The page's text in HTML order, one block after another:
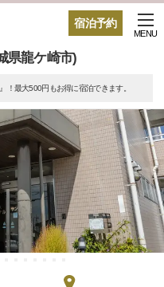
宿泊予約
県龍ケ崎市)
MENU
！最大500円もお得に宿泊できます。